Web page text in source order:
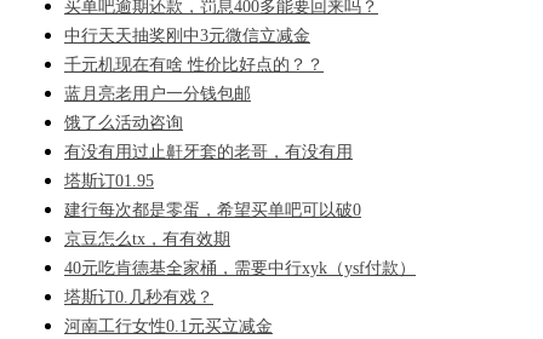
买单吧逾期还款，罚息400多能要回来吗？
中行天天抽奖刚中3元微信立减金
千元机现在有啥 性价比好点的？？
蓝月亮老用户一分钱包邮
饿了么活动咨询
有没有用过止鼾牙套的老哥，有没有用
塔斯订01.95
建行每次都是零蛋，希望买单吧可以破0
京豆怎么tx，有有效期
40元吃肯德基全家桶，需要中行xyk（ysf付款）
塔斯订0.几秒有戏？
河南工行女性0.1元买立减金